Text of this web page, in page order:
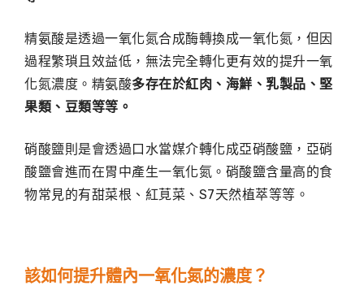
精氨酸是透過一氧化氮合成酶轉換成一氧化氮，但因
過程繁瑣且效益低，無法完全轉化更有效的提升一氧
化氮濃度。精氨酸多存在於紅肉、海鮮、乳製品、堅
果類、豆類等等。
硝酸鹽則是會透過口水當媒介轉化成亞硝酸鹽，亞硝
酸鹽會進而在胃中產生一氧化氮。硝酸鹽含量高的食
物常見的有甜菜根、紅莧菜、S7天然植萃等等。
該如何提升體內一氧化氮的濃度？